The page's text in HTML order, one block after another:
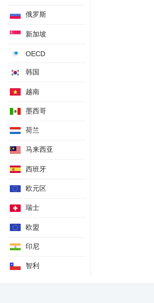
俄罗斯
新加坡
OECD
韩国
越南
墨西哥
荷兰
马来西亚
西班牙
欧元区
瑞士
欧盟
印尼
智利